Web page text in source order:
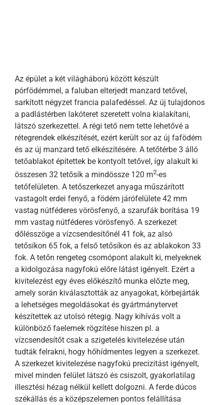
Az épület a két világháború között készült
pórfödémmel, a faluban elterjedt manzard tetővel,
sarkított négyzet francia palafedéssel. Az új tulajdonos
a padlástérben lakóteret szeretett volna kialakítani,
látszó szerkezettel. A régi tető nem tette lehetővé a
rétegrendek elkészítését, ezért került sor az új fafödém
és az új manzard tető elkészítésére. A tetőtérbe 3 álló
tetőablakot építettek be kontyolt tetővel, így alakult ki
összesen 32 tetősík a mindössze 120 m2-es
tetőfelületen. A tetőszerkezet anyaga műszárított
vastagolt erdei fenyő, a födém járófelülete 42 mm
vastag nútféderes vörösfenyő, a szarufák borítása 19
mm vastag nútféderes vörösfenyő. A szerkezet
dőlésszöge a vízcsendesítőnél 41 fok, az alsó
tetősíkon 65 fok, a felső tetősíkon és az ablakokon 33
fok. A tetőn rengeteg csomópont alakult ki, melyeknek
a kidolgozása nagyfokú előre látást igényelt. Ezért a
kivitelezést egy éves előkészítő munka előzte meg,
amely során kiválasztották az anyagokat, körbejárták
a lehetséges megoldásokat és gyártmánytervet
készítettek az utolsó rétegig. Nagy kihívás volt a
különböző faelemek rögzítése hiszen pl. a
vízcsendesítőt csak a szigetelés kivitelezése után
tudták felrakni, hogy hőhídmentes legyen a szerkezet.
A szerkezet kivitelezése nagyfokú precizitást igényelt,
mivel minden felület látszó és csiszolt, gyakorlatilag
illesztési hézag nélkül kellett dolgozni. A ferde dúcos
székállás és a középszelemen pontos felállítása